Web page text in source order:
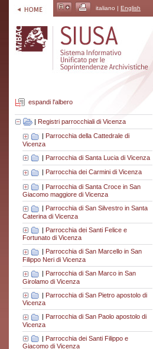
italiano | English
espandi l'albero
| Registri parrocchiali di Vicenza
| Parrocchia della Cattedrale di
Vicenza
| Parrocchia di Santa Lucia di Vicenza
Parrocchia dei Carmini di Vicenza
| Parrocchia di Santa Croce in San
Giacomo maggiore di Vicenza
Parrocchia di San Silvestro in Santa
Caterina di Vicenza
| Parrocchia dei Santi Felice e
Fortunato di Vicenza
Parrocchia di San Marcello in San
Filippo Neri di Vicenza
| Parrocchia di San Marco in San
Girolamo di Vicenza
| Parrocchia di San Pietro apostolo di
Vicenza
| Parrocchia di San Paolo apostolo di
Vicenza
| Parrocchia dei Santi Filippo e
Giacomo di Vicenza